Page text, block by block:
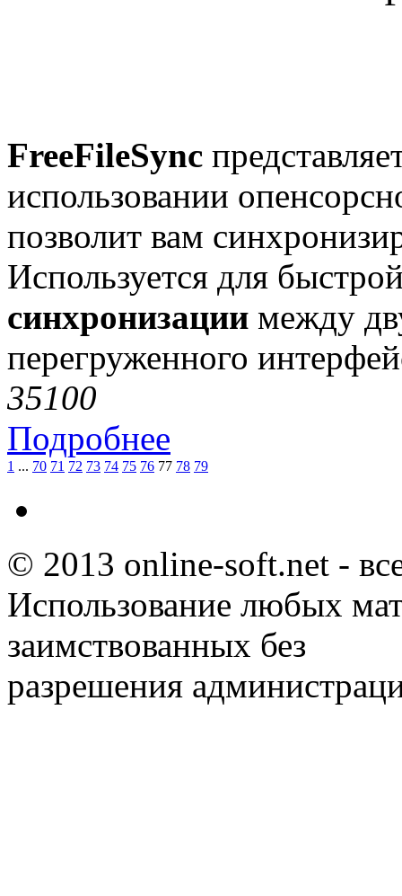
FreeFileSync
использовании
позволит вам
Используется для
синхронизации между
перегруженного
35100
Подробнее
1 ... 70 71 72 73 74 75 76 77 78 79
© 2013 online-soft.net -
Использование любых
заимствованных без
разрешения